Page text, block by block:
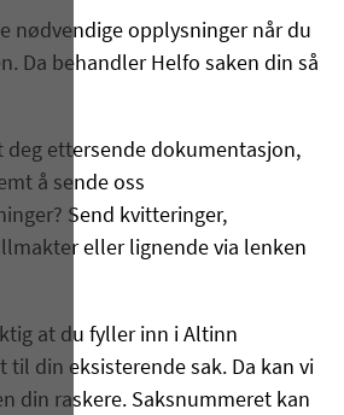
nødvendige opplysninger når du
Da behandler Helfo saken din så
deg ettersende dokumentasjon,
å sende oss
Send kvitteringer,
eller lignende via lenken
at du fyller inn i Altinn
til din eksisterende sak. Da kan vi
din raskere. Saksnummeret kan